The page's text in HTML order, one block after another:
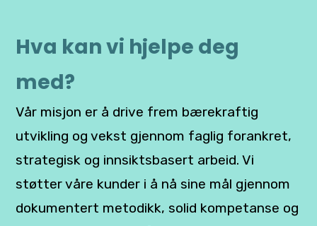
Hva kan vi hjelpe deg
med?
Vår misjon er å drive frem bærekraftig
utvikling og vekst gjennom faglig forankret,
strategisk og innsiktsbasert arbeid. Vi
støtter våre kunder i å nå sine mål gjennom
dokumentert metodikk, solid kompetanse og